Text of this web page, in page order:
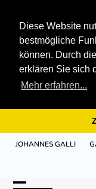
Diese Website
bestmögliche
können. Durch
erklären Sie sich
Mehr erfahren...
JOHANNES GALLI